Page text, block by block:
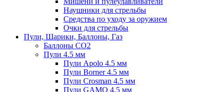
Наушники для стрельбы
Средства по уходу за оружием
Очки для стрельбы
Пули, Шарики, Баллоны, Газ
Баллоны CO2
Пули 4.5 мм
Пули Apolo 4.5 мм
Пули Borner 4.5 мм
Пули Crosman 4.5 мм
Пули GAMO 4.5 мм